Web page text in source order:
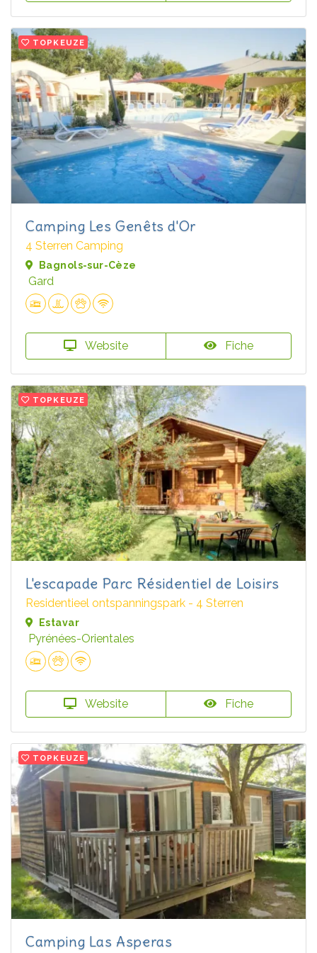
TOPKEUZE
Camping Les Genêts d'Or
4 Sterren Camping
Bagnols-sur-Cèze
Gard
Website Fiche
TOPKEUZE
L'escapade Parc Résidentiel de Loisirs
Residentieel ontspanningspark - 4 Sterren
Estavar
Pyrénées-Orientales
Website Fiche
TOPKEUZE
Camping Las Asperas